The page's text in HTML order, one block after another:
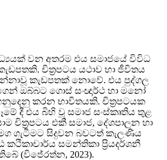
වන අතරම එය සමාජයේ විවිධ
චිත්‍රපටය යථාව හා ජීවිතය
කැඩපතක් නොවේ. එය පුද්ගල
ඔබ්බට ගොස් සංඥාර්ථ හා මනෝ
කරන භාවිතයකි. චිත්‍රපටයක
දී එය බිහි වූ සමාජ සංස්කෘතිය තුළ
චිත්‍රපටය එකී සමාජ, දේශපාලන හා
ගැටීමට සිදුවන බවටත් කැලණිය
කථිකාචාර්ය සමන්තිකා ප්‍රියදර්ශනී
(විජේරත්න, 2023).